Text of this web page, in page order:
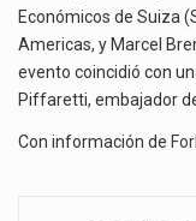
Económicos de Suiza
Americas, y Marcel
evento coincidió con
Piffaretti, embajador
Con información de